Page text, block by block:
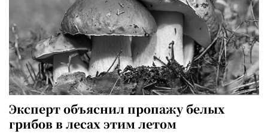
Эксперт объяснил пропажу белых
грибов в лесах этим летом